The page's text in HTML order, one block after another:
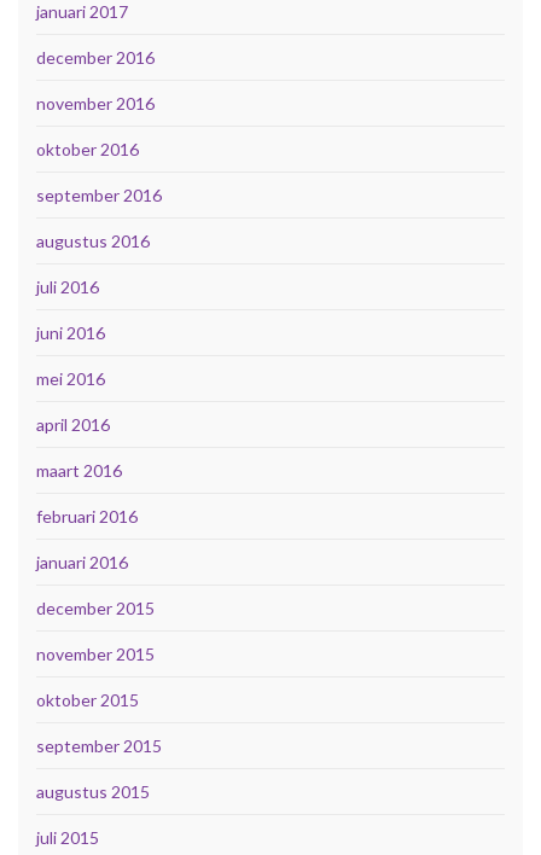
januari 2017
december 2016
november 2016
oktober 2016
september 2016
augustus 2016
juli 2016
juni 2016
mei 2016
april 2016
maart 2016
februari 2016
januari 2016
december 2015
november 2015
oktober 2015
september 2015
augustus 2015
juli 2015